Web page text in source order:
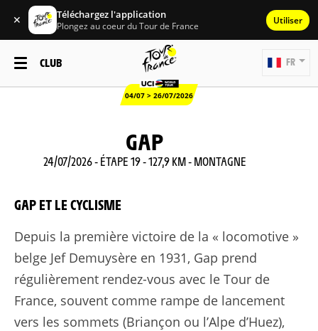
✕ Téléchargez l'application
Plongez au coeur du Tour de France Utiliser
CLUB
04/07 > 26/07/2026
FR
GAP
24/07/2026 - ÉTAPE 19 - 127,9 KM - MONTAGNE
GAP ET LE CYCLISME
Depuis la première victoire de la « locomotive »
belge Jef Demuysère en 1931, Gap prend
régulièrement rendez-vous avec le Tour de
France, souvent comme rampe de lancement
vers les sommets (Briançon ou l’Alpe d’Huez),